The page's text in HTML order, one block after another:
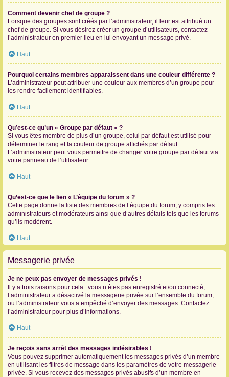
Comment devenir chef de groupe ?
Lorsque des groupes sont créés par l’administrateur, il leur est attribué un
chef de groupe. Si vous désirez créer un groupe d’utilisateurs, contactez
l’administrateur en premier lieu en lui envoyant un message privé.
Haut
Pourquoi certains membres apparaissent dans une couleur différente ?
L’administrateur peut attribuer une couleur aux membres d’un groupe pour
les rendre facilement identifiables.
Haut
Qu’est-ce qu’un « Groupe par défaut » ?
Si vous êtes membre de plus d’un groupe, celui par défaut est utilisé pour
déterminer le rang et la couleur de groupe affichés par défaut.
L’administrateur peut vous permettre de changer votre groupe par défaut via
votre panneau de l’utilisateur.
Haut
Qu’est-ce que le lien « L’équipe du forum » ?
Cette page donne la liste des membres de l’équipe du forum, y compris les
administrateurs et modérateurs ainsi que d’autres détails tels que les forums
qu’ils modèrent.
Haut
Messagerie privée
Je ne peux pas envoyer de messages privés !
Il y a trois raisons pour cela : vous n’êtes pas enregistré et/ou connecté,
l’administrateur a désactivé la messagerie privée sur l’ensemble du forum,
ou l’administrateur vous a empêché d’envoyer des messages. Contactez
l’administrateur pour plus d’informations.
Haut
Je reçois sans arrêt des messages indésirables !
Vous pouvez supprimer automatiquement les messages privés d’un membre
en utilisant les filtres de message dans les paramètres de votre messagerie
privée. Si vous recevez des messages privés abusifs d’un membre en